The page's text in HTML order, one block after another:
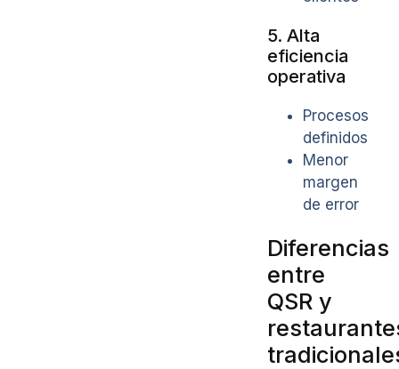
5. Alta
eficiencia
operativa
Procesos
definidos
Menor
margen
de error
Diferencias
entre
QSR y